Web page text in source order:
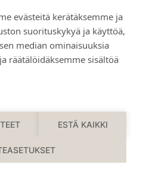
evästeitä kerätäksemme ja
suorituskykyä ja käyttöä,
median ominaisuuksia
räätälöidäksemme sisältöä
ESTÄ KAIKKI